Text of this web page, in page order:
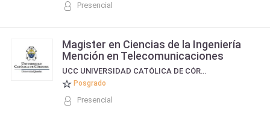
Presencial
Magister en Ciencias de la Ingeniería
Mención en Telecomunicaciones
UCC UNIVERSIDAD CATÓLICA DE CÓRDOBA
Posgrado
Presencial